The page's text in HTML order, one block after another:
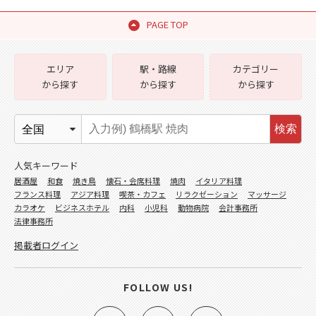
PAGE TOP
エリア
から探す
駅・路線
から探す
カテゴリー
から探す
検索
人気キーワード
居酒屋 和食 焼き鳥 懐石・会席料理 焼肉
イタリア料理
フランス料理
アジア料理 喫茶・カフェ リラクゼーション
マッサージ
カラオケ
ビジネスホテル 内科 小児科 動物病院
会計事務所
法律事務所
掲載者ログイン
FOLLOW US!